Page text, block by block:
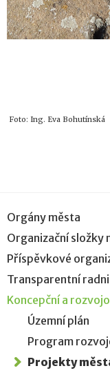
Foto: Ing. Eva Bohutínská
Orgány města
Organizační složky
Příspěvkové
Transparentní
Koncepční a
Územní plán
Program
Projekty